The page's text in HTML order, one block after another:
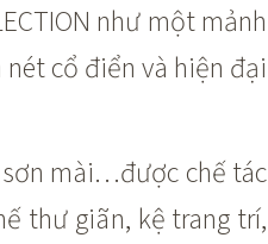
như một mảnh
cổ điển và hiện đại
mài…được chế tác
thư giãn, kệ trang trí,